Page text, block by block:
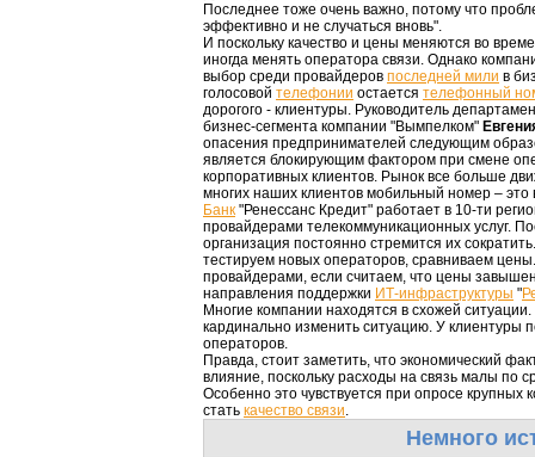
Последнее тоже очень важно, потому что
эффективно и не случаться вновь".
И поскольку качество и цены меняются во
иногда менять оператора связи. Однако
выбор среди провайдеров последней мили в
голосовой телефонии остается телефонный
дорогого - клиентуры. Руководитель
бизнес-сегмента компании "Вымпелком"
опасения предпринимателей следующим
является блокирующим фактором при смене
корпоративных клиентов. Рынок все больше
многих наших клиентов мобильный номер – это
Банк "Ренессанс Кредит" работает в 10-ти
провайдерами телекоммуникационных услуг.
организация постоянно стремится их
тестируем новых операторов, сравниваем
провайдерами, если считаем, что цены
направления поддержки ИТ-инфраструктуры "
Многие компании находятся в схожей
кардинально изменить ситуацию. У клиентуры
операторов.
Правда, стоит заметить, что экономический
влияние, поскольку расходы на связь малы по
Особенно это чувствуется при опросе
стать качество связи.
Немного